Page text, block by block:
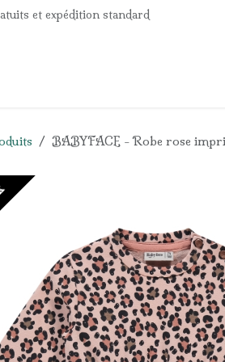
et expédition standard
BABYFACE - Robe rose